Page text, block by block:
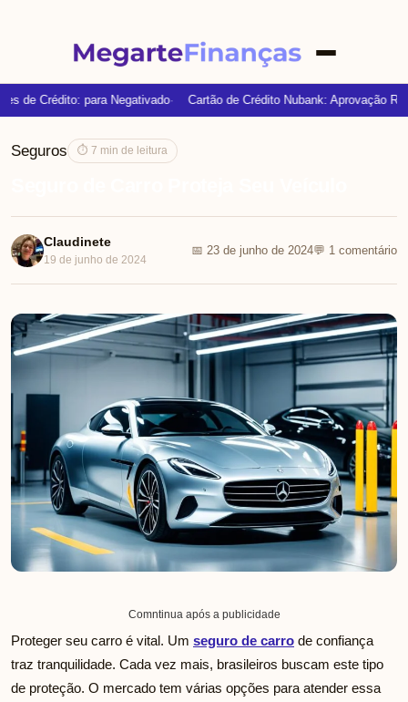
de Crédito: para Negativado Cartão de Crédito Nubank: Aprovação
Seguros ⏱ 7 min de leitura
Claudinete
19 de junho de 2024
📅 23 de junho de 2024💬 1 comentário
Comntinua após a publicidade
Proteger seu carro é vital. Um seguro de carro de confiança
traz tranquilidade. Cada vez mais, brasileiros buscam este tipo
de proteção. O mercado tem várias opções para atender essa